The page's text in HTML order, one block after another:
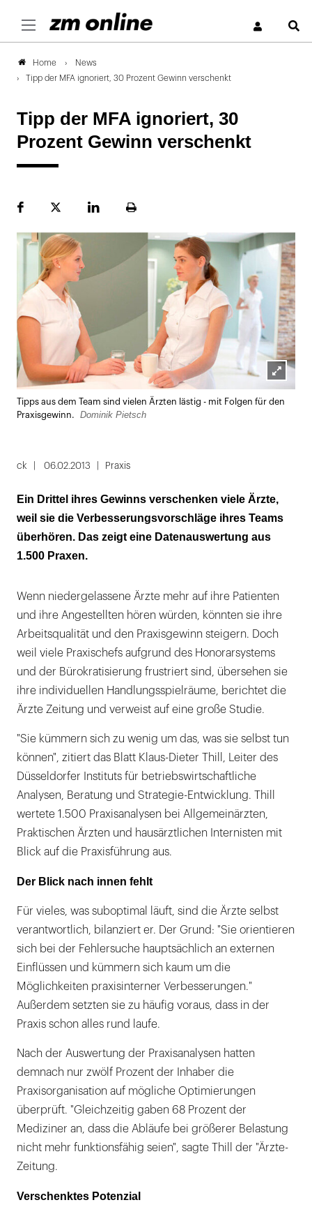
Home
News
Tipp der MFA ignoriert, 30 Prozent Gewinn verschenkt
Tipp der MFA ignoriert, 30
Prozent Gewinn verschenkt
FacebookPlattformLinekdInSeite
Lightbox
öffnen
Tipps aus dem Team sind vielen Ärzten lästig - mit Folgen für den
Praxisgewinn.
Dominik Pietsch
ck 06.02.2013 Praxis
Ein Drittel ihres Gewinns verschenken viele Ärzte,
weil sie die Verbesserungsvorschläge ihres Teams
überhören. Das zeigt eine Datenauswertung aus
1.500 Praxen.
Wenn niedergelassene Ärzte mehr auf ihre Patienten
und ihre Angestellten hören würden, könnten sie ihre
Arbeitsqualität und den Praxisgewinn steigern. Doch
weil viele Praxischefs aufgrund des Honorarsystems
und der Bürokratisierung frustriert sind, übersehen sie
ihre individuellen Handlungsspielräume, berichtet die
Ärzte Zeitung und verweist auf eine große Studie.
"Sie kümmern sich zu wenig um das, was sie selbst tun
können", zitiert das Blatt Klaus-Dieter Thill, Leiter des
Düsseldorfer Instituts für betriebswirtschaftliche
Analysen, Beratung und Strategie-Entwicklung. Thill
wertete 1.500 Praxisanalysen bei Allgemeinärzten,
Praktischen Ärzten und hausärztlichen Internisten mit
Blick auf die Praxisführung aus.
Der Blick nach innen fehlt
Für vieles, was suboptimal läuft, sind die Ärzte selbst
verantwortlich, bilanziert er. Der Grund: "Sie orientieren
sich bei der Fehlersuche hauptsächlich an externen
Einflüssen und kümmern sich kaum um die
Möglichkeiten praxisinterner Verbesserungen."
Außerdem setzten sie zu häufig voraus, dass in der
Praxis schon alles rund laufe.
Nach der Auswertung der Praxisanalysen hatten
demnach nur zwölf Prozent der Inhaber die
Praxisorganisation auf mögliche Optimierungen
überprüft. "Gleichzeitig gaben 68 Prozent der
Mediziner an, dass die Abläufe bei größerer Belastung
nicht mehr funktionsfähig seien", sagte Thill der "Ärzte-
Zeitung.
Verschenktes Potenzial